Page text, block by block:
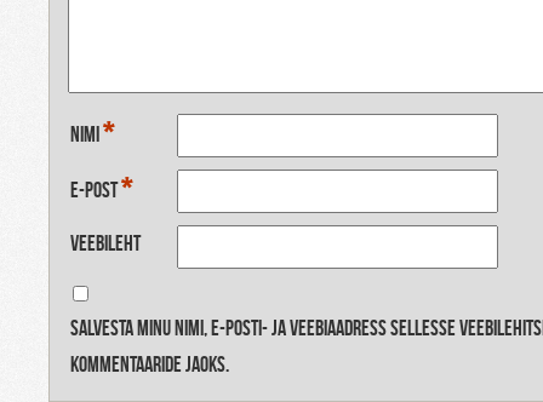
Nimi*
E-post*
Veebileht
Salvesta minu nimi, e-posti- ja veebiaadress sellesse
kommentaaride jaoks.